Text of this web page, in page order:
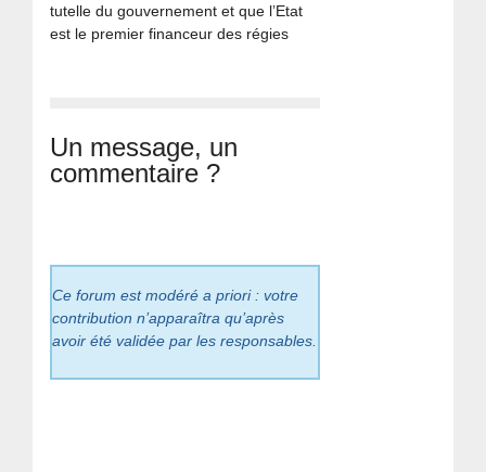
tutelle du gouvernement et que l’Etat
est le premier financeur des régies
Un message, un
commentaire ?
Ce forum est modéré a priori : votre
contribution n’apparaîtra qu’après
avoir été validée par les responsables.